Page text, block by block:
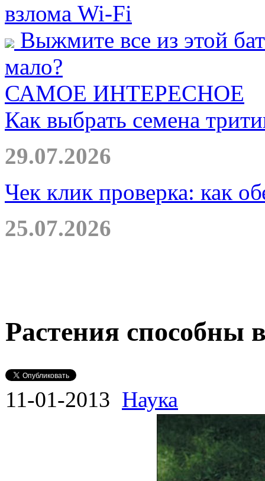
взлома Wi-Fi
Выжмите все из этой
мало?
САМОЕ ИНТЕРЕСНОЕ
Как выбрать семена
29.07.2026
Чек клик проверка: как
25.07.2026
Растения способны
11-01-2013 Наука